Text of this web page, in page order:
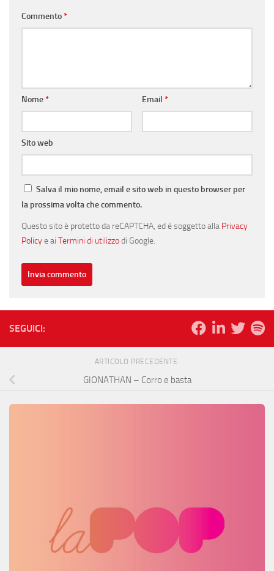
Commento*
Nome* Email *
Sito web
Salva il mio nome, email e sito web in questo browser per
la prossima volta che commento.
Questo sito è protetto da reCAPTCHA, ed è soggetto alla Privacy
Policye ai Termini di utilizzodi Google.
SEGUICI:
ARTICOLO PRECEDENTE
GIONATHAN – Corro e basta